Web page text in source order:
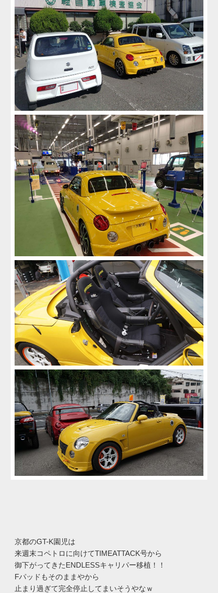
京都のGT-K園児は
来週末コペトロに向けてTIMEATTACK号から
御下がってきたENDLESSキャリパー移植！！
Fパッドもそのままやから
止まり過ぎて完全停止してまいそうやなｗ